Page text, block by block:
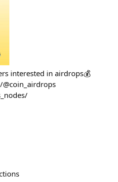
interested in airdrops💰